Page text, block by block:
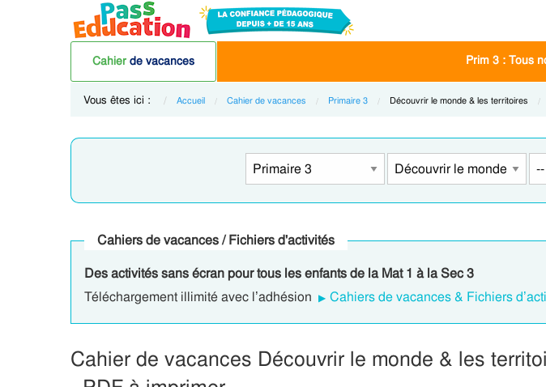
Cahier de vacances Prim 3 : Tous
Vous êtes ici : Accueil Cahier de vacances Primaire 3 Current:
Découvrir le monde & les territoires
Cahiers de vacances / Fichiers d'activités
Des activités sans écran pour tous les enfants de la Mat 1 à la Sec 3
Téléchargement illimité avec l’adhésion
Cahiers de vacances & Fichiers
Cahier de vacances Découvrir le monde & les